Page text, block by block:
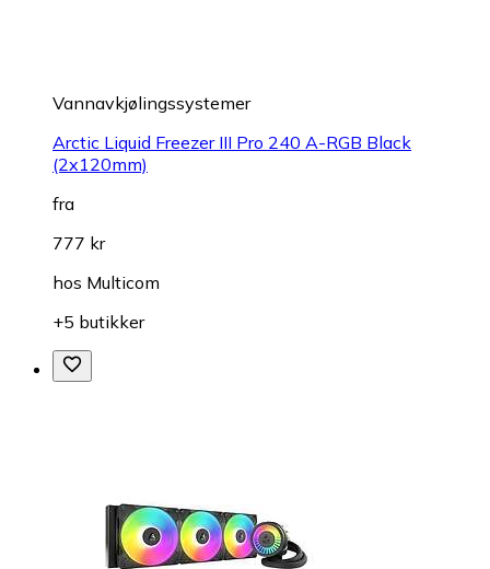
Vannavkjølingssystemer
Arctic Liquid Freezer III Pro 240 A-RGB Black
(2x120mm)
fra
777 kr
hos Multicom
+5 butikker